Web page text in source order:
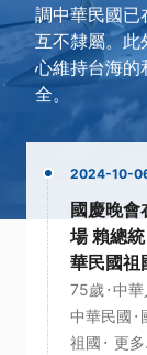
調中華民國已
互不隸屬。此
心維持台海的
全。
2024-10-
國慶晚會
場 賴總
華民國祖
75歲 ·中華
中華民國 ·
祖國 · 更